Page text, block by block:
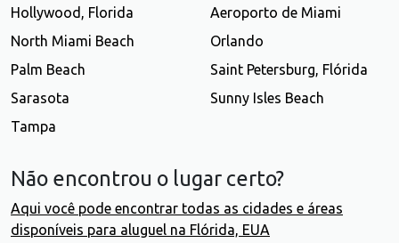
Hollywood, Florida
Aeroporto de Miami
North Miami Beach
Orlando
Palm Beach
Saint Petersburg, Flórida
Sarasota
Sunny Isles Beach
Tampa
Não encontrou o lugar certo?
Aqui você pode encontrar todas as cidades e áreas
disponíveis para aluguel na Flórida, EUA